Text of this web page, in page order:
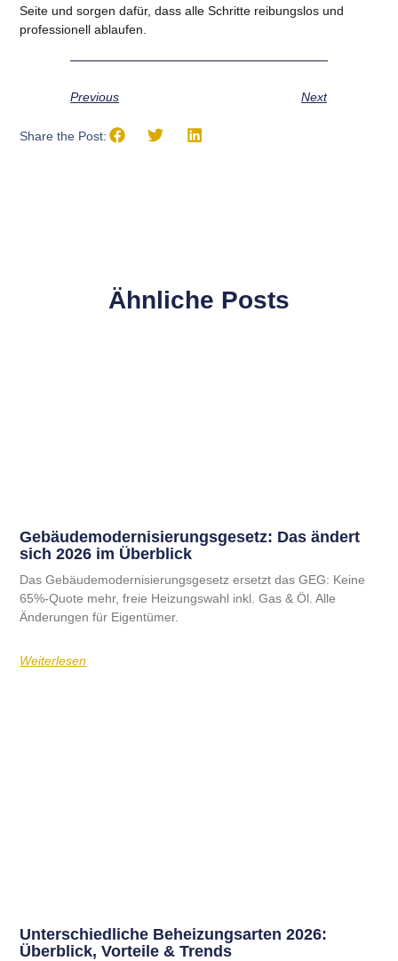
Seite und sorgen dafür, dass alle Schritte reibungslos und
professionell ablaufen.
Previous Next
Share the Post:
Ähnliche Posts
Gebäudemodernisierungsgesetz: Das ändert
sich 2026 im Überblick
Das Gebäudemodernisierungsgesetz ersetzt das GEG: Keine
65%-Quote mehr, freie Heizungswahl inkl. Gas & Öl. Alle
Änderungen für Eigentümer.
Weiterlesen
Unterschiedliche Beheizungsarten 2026:
Überblick, Vorteile & Trends